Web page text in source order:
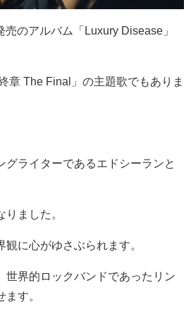
売のアルバム「 Luxury Disease 」
章 The Final
」の主題歌でもありま
グライターであるエドシーランと
ました。
観に心がゆさぶられます。
世界的ロックバンドであったリン
す。